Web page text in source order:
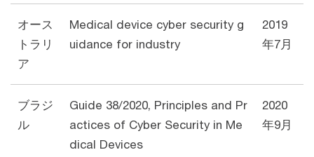
オース
トラリ
ア
Medical device cyber security g
uidance for industry
2019
年7月
ブラジ
ル
Guide 38/2020, Principles and Pr
actices of Cyber Security in Me
dical Devices
2020
年9月